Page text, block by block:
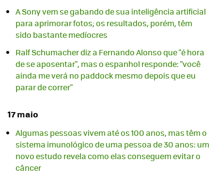
A Sony vem se gabando de sua inteligência artificial
para aprimorar fotos; os resultados, porém, têm
sido bastante medíocres
Ralf Schumacher diz a Fernando Alonso que "é hora
de se aposentar", mas o espanhol responde: "você
ainda me verá no paddock mesmo depois que eu
parar de correr"
17 maio
Algumas pessoas vivem até os 100 anos, mas têm o
sistema imunológico de uma pessoa de 30 anos: um
novo estudo revela como elas conseguem evitar o
câncer